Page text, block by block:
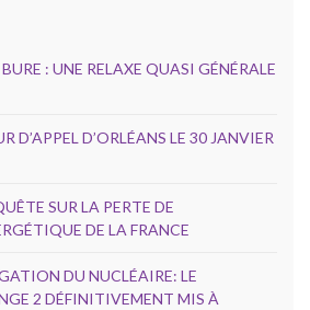
: UNE RELAXE QUASI GÉNÉRALE
D’APPEL D’ORLÉANS LE 30 JANVIER
SUR LA PERTE DE
DE LA FRANCE
DU NUCLÉAIRE: LE
2 DÉFINITIVEMENT MIS À